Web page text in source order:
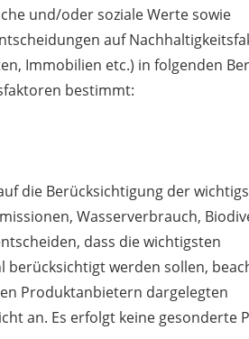
und/oder soziale Werte sowie
auf
Immobilien etc.) in folgenden
bestimmt:
die Berücksichtigung der
Wasserverbrauch,
dass die wichtigsten
werden sollen,
Produktanbietern dargelegten
an. Es erfolgt keine gesonderte